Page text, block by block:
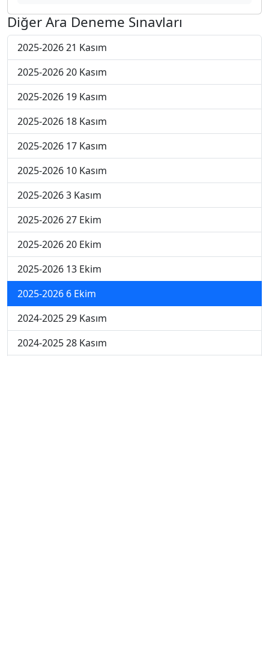
Diğer Ara Deneme Sınavları
2025-2026 21 Kasım
2025-2026 20 Kasım
2025-2026 19 Kasım
2025-2026 18 Kasım
2025-2026 17 Kasım
2025-2026 10 Kasım
2025-2026 3 Kasım
2025-2026 27 Ekim
2025-2026 20 Ekim
2025-2026 13 Ekim
2025-2026 6 Ekim
2024-2025 29 Kasım
2024-2025 28 Kasım